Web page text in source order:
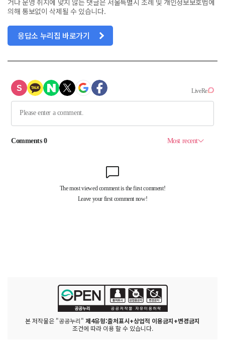
의해 통보없이 삭제될 수 있습니다.
응답소 누리집 바로가기
본 저작물은 "공공누리" 제4유형:출처표시+상업적 이용금지+변경금지
조건에 따라 이용 할 수 있습니다.